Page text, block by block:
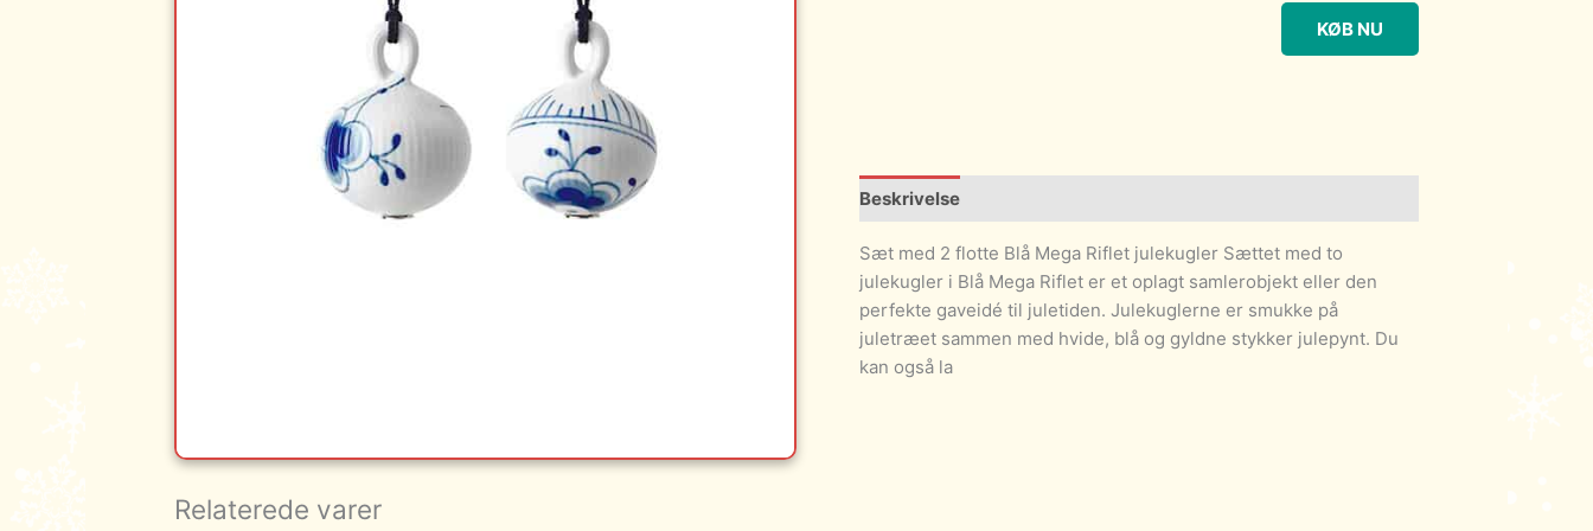
KØB NU
Beskrivelse
Sæt med 2 flotte Blå Mega Riflet julekugler Sættet med to
julekugler i Blå Mega Riflet er et oplagt samlerobjekt eller den
perfekte gaveidé til juletiden. Julekuglerne er smukke på
juletræet sammen med hvide, blå og gyldne stykker julepynt. Du
kan også la
Relaterede varer